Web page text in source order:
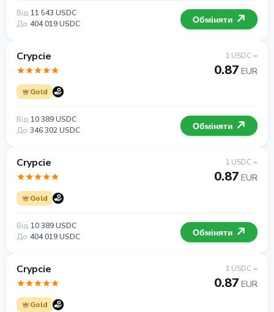
Від 11 543 USDC
До 404 019 USDC Обміняти
Crypcie
Gold
1 USDC =
0.87 EUR
Від 10 389 USDC
До 346 302 USDC Обміняти
Crypcie
Gold
1 USDC =
0.87 EUR
Від 10 389 USDC
До 404 019 USDC Обміняти
Crypcie
Gold
1 USDC =
0.87 EUR